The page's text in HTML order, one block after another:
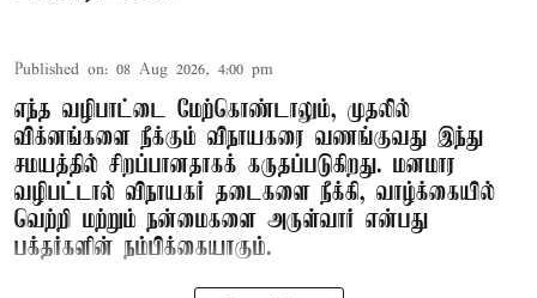
Published on: 08 Aug 2026, 4:00 pm
எந்த வழிபாட்டை மேற்கொண்டாலும், முதலில்
விக்னங்களை நீக்கும் விநாயகரை வணங்குவது இந்து
சமயத்தில் சிறப்பானதாகக் கருதப்படுகிறது. மனமார
வழிபட்டால் விநாயகர் தடைகளை நீக்கி, வாழ்க்கையில்
வெற்றி மற்றும் நன்மைகளை அருள்வார் என்பது
பக்தர்களின் நம்பிக்கையாகும்.